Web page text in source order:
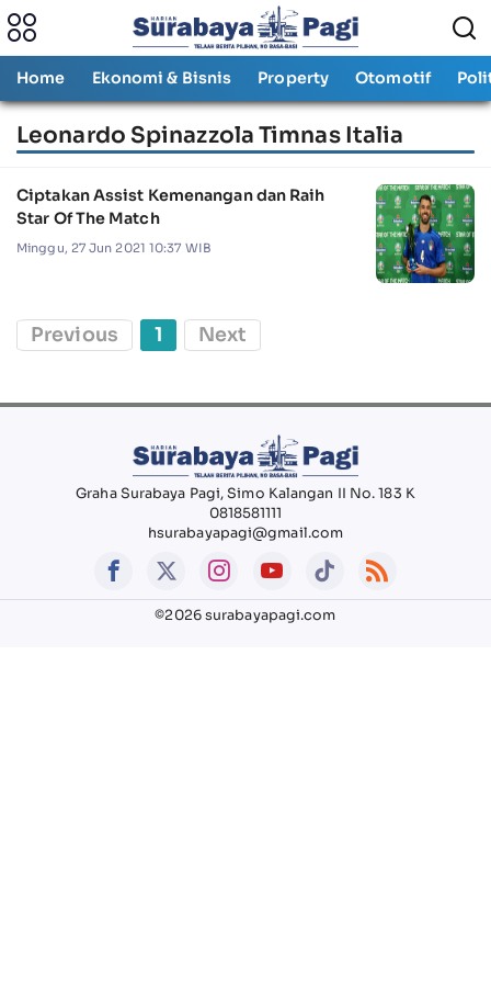
Home Ekonomi & Bisnis Property Otomotif
Leonardo Spinazzola Timnas Italia
Ciptakan Assist Kemenangan dan Raih
Star Of The Match
Minggu, 27 Jun 2021 10:37 WIB
Previous 1 Next
Graha Surabaya Pagi, Simo Kalangan II No. 183 K
0818581111
hsurabayapagi@gmail.com
©2026 surabayapagi.com